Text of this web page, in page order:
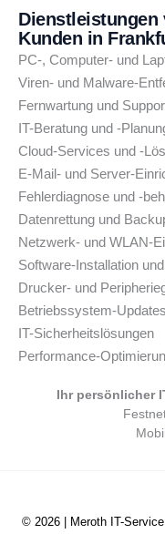
Dienstleistungen
Kunden in
PC-, Computer- und
Viren- und Malware-
Fernwartung und
IT-Beratung und -
Cloud-Services und -
E-Mail- und Server-
Fehlerdiagnose und -
Datenrettung und
Netzwerk- und WLAN-
Software-Installation
Drucker- und
Betriebssystem-
IT-Sicherheitslösungen
Performance-
Ihr persönlicher
© 2026 | Meroth IT-